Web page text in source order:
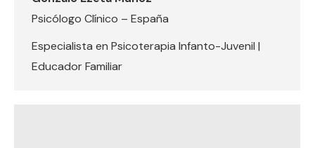
Psicólogo Clínico – España
Especialista en Psicoterapia Infanto-Juvenil |
Educador Familiar